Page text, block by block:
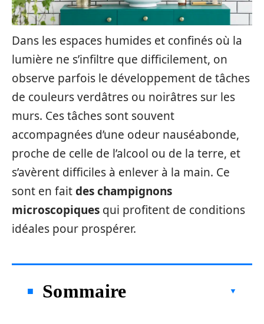
Dans les espaces humides et confinés où la
lumière ne s’infiltre que difficilement, on
observe parfois le développement de tâches
de couleurs verdâtres ou noirâtres sur les
murs. Ces tâches sont souvent
accompagnées d’une odeur nauséabonde,
proche de celle de l’alcool ou de la terre, et
s’avèrent difficiles à enlever à la main. Ce
sont en faitdes champignons
microscopiques qui profitent de conditions
idéales pour prospérer.
Sommaire